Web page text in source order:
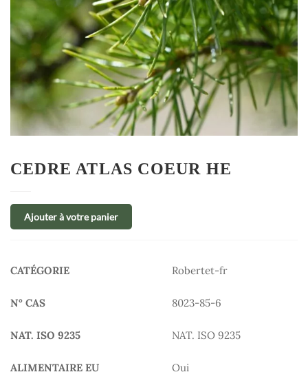
CEDRE ATLAS COEUR HE
Ajouter à votre panier
CATÉGORIE Robertet-fr
N° CAS 8023-85-6
NAT. ISO 9235 NAT. ISO 9235
ALIMENTAIRE EU Oui